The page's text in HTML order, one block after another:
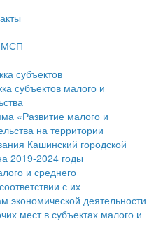
области
муниципального округа
ранее учтенных
субъектов малого и
субъектов малого и
МСП
субъектов
субъектов малого и
«Развитие малого и
на территории
Кашинский городской
2019-2024 годы
и среднего
с их
экономической деятельности
мест в субъектах малого и